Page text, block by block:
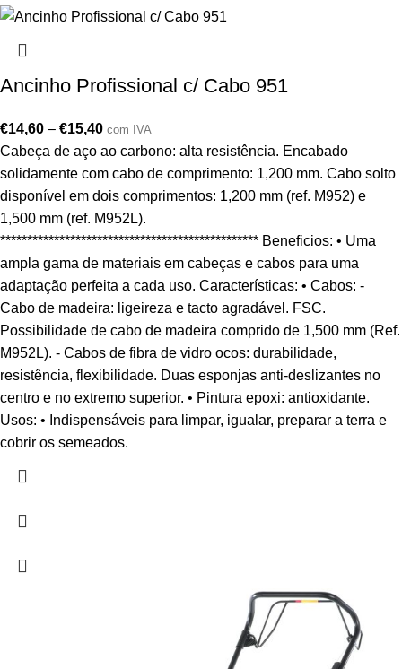
Ancinho Profissional c/ Cabo 951
€14,60 – €15,40 com IVA
Cabeça de aço ao carbono: alta resistência. Encabado
solidamente com cabo de comprimento: 1,200 mm. Cabo solto
disponível em dois comprimentos: 1,200 mm (ref. M952) e
1,500 mm (ref. M952L).
************************************************ Beneficios: • Uma
ampla gama de materiais em cabeças e cabos para uma
adaptação perfeita a cada uso. Características: • Cabos: -
Cabo de madeira: ligeireza e tacto agradável. FSC.
Possibilidade de cabo de madeira comprido de 1,500 mm (Ref.
M952L). - Cabos de fibra de vidro ocos: durabilidade,
resistência, flexibilidade. Duas esponjas anti-deslizantes no
centro e no extremo superior. • Pintura epoxi: antioxidante.
Usos: • Indispensáveis para limpar, igualar, preparar a terra e
cobrir os semeados.